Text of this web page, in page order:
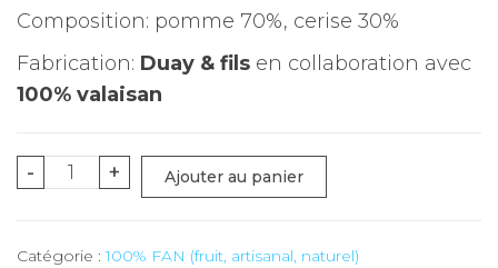
Composition: pomme 70%, cerise 30%
Fabrication: Duay & fils en collaboration avec
100% valaisan
-
quantité
+ Ajouter au panier
Catégorie :100% FAN (fruit, artisanal, naturel)